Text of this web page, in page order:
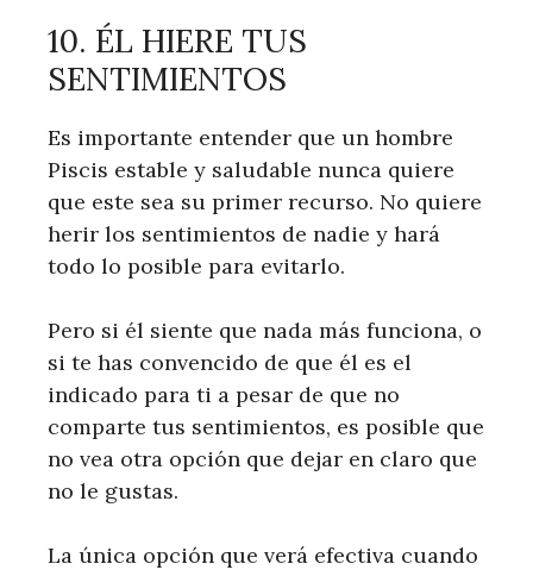
10. ÉL HIERE TUS
SENTIMIENTOS
Es importante entender que un hombre
Piscis estable y saludable nunca quiere
que este sea su primer recurso. No quiere
herir los sentimientos de nadie y hará
todo lo posible para evitarlo.
Pero si él siente que nada más funciona, o
si te has convencido de que él es el
indicado para ti a pesar de que no
comparte tus sentimientos, es posible que
no vea otra opción que dejar en claro que
no le gustas.
La única opción que verá efectiva cuando